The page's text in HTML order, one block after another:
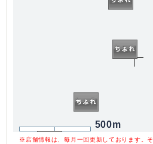
500m
※店舗情報は、毎月一回更新しております。